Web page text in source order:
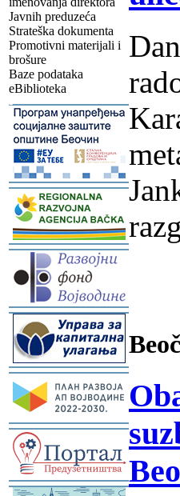
Javnih preduzeća
Strateška dokumenta
Promotivni materijali i
brošure
Baze podataka
eBiblioteka
-
-
-
-
-
-
-